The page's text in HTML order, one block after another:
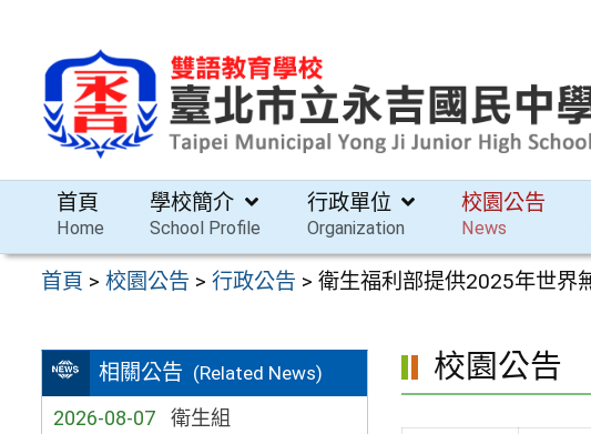
容
首頁
Home
學校簡介
School Profile
行政單位
Organization
校園公告
News
首頁 >校園公告 >行政公告 >衛生福利部提供2025年世界
相關公告 (Related News)
2026-08-07 衛生組
校園公告